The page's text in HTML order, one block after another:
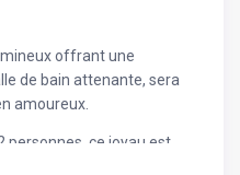
offrant une
de bain attenante, sera
amoureux.
personnes, ce joyau est